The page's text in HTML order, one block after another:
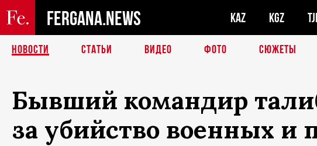
FERGANA.NEWS KAZ KGZ
НОВОСТИ СТАТЬИ ВИДЕО ФОТО СЮЖЕТЫ
Бывший командир
за убийство военных